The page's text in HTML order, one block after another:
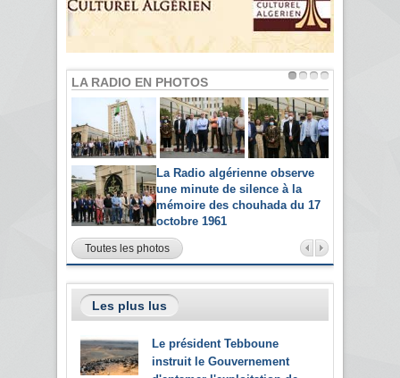
LA RADIO EN PHOTOS
La Radio algérienne observe
une minute de silence à la
mémoire des chouhada du 17
octobre 1961
Toutes les photos
Les plus lus
Le président Tebboune
instruit le Gouvernement